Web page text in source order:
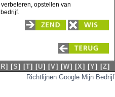
opstellen van
Zend
Wis
R] [S] [T] [U] [V] [W] [X] [Y] [Z]
Richtlijnen Google Mijn Bedrijf